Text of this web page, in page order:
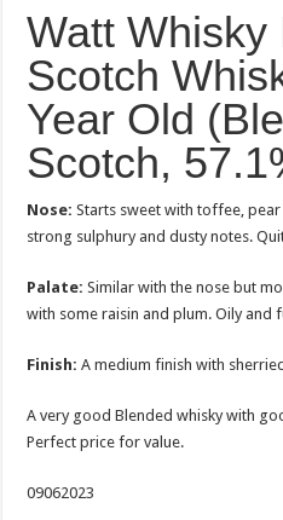
Watt Whisky
Scotch
Year Old
Scotch,
Nose: Starts sweet with toffee,
strong sulphury and dusty notes.
Palate:Similar with the nose but
with some raisin and plum. Oily and
Finish: A medium finish with
A very good Blended whisky with
Perfect price for value.
09062023